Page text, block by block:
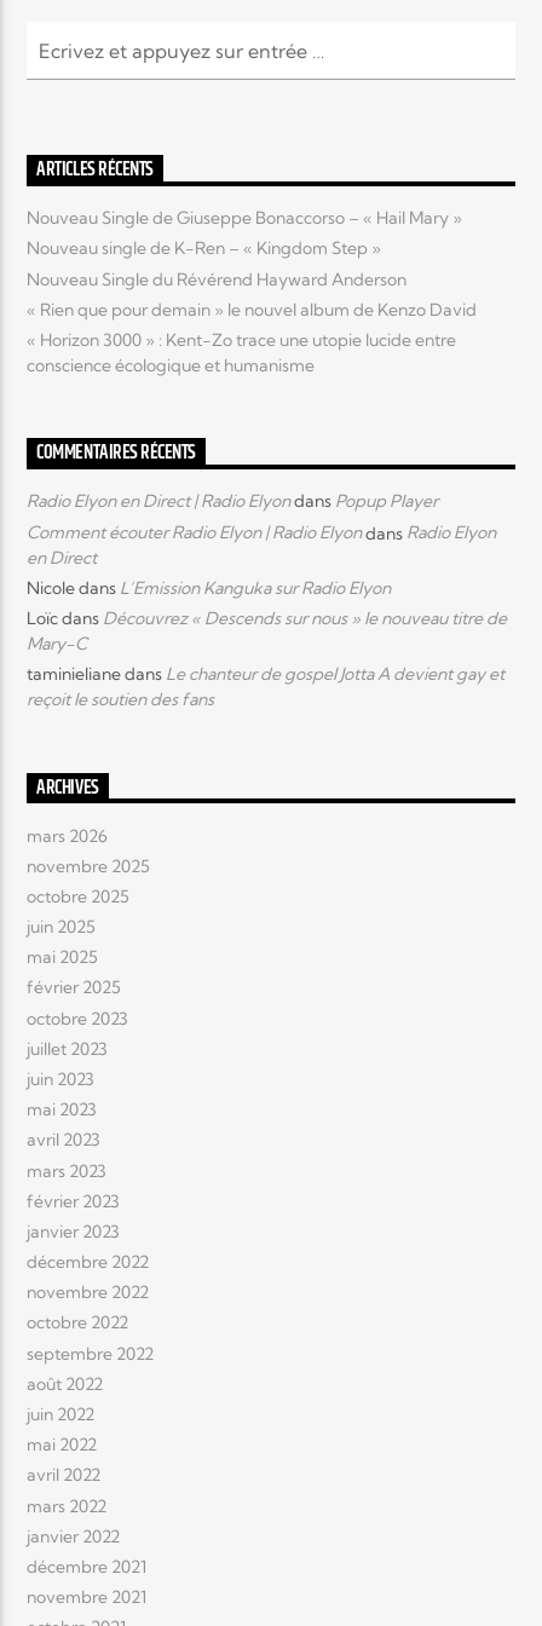
ARTICLES RÉCENTS
Nouveau Single de Giuseppe Bonaccorso – « Hail Mary »
Nouveau single de K-Ren – « Kingdom Step »
Nouveau Single du Révérend Hayward Anderson
« Rien que pour demain » le nouvel album de Kenzo David
« Horizon 3000 » : Kent-Zo trace une utopie lucide entre
conscience écologique et humanisme
COMMENTAIRES RÉCENTS
Radio Elyon en Direct | Radio Elyondans Popup Player
Comment écouter Radio Elyon | Radio Elyondans Radio Elyon
en Direct
Nicoledans L’Emission Kanguka sur Radio Elyon
Loïcdans Découvrez « Descends sur nous » le nouveau titre de
Mary-C
taminielianedans Le chanteur de gospel Jotta A devient gay et
reçoit le soutien des fans
ARCHIVES
mars 2026
novembre 2025
octobre 2025
juin 2025
mai 2025
février 2025
octobre 2023
juillet 2023
juin 2023
mai 2023
avril 2023
mars 2023
février 2023
janvier 2023
décembre 2022
novembre 2022
octobre 2022
septembre 2022
août 2022
juin 2022
mai 2022
avril 2022
mars 2022
janvier 2022
décembre 2021
novembre 2021